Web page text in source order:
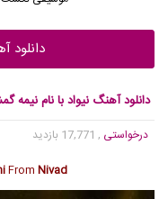
دانلود
دانلود آهنگ نیواد با نام نیمه
درخواستی , 17,771 بازدید
From Nivad